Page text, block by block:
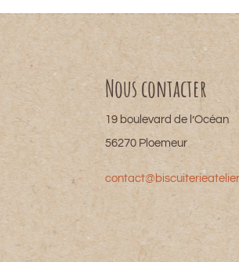
Nous contacter
19 boulevard de l’Océan
56270 Ploemeur